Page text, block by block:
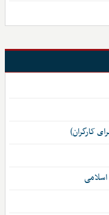
کارگران)